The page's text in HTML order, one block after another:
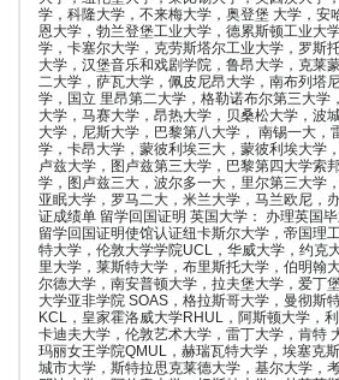
学，科隆大学，不来梅大学，奥登堡 大学，安
恩大学，勃兰登堡工业大学，德累斯顿工业大
学，卡塞尔大学，克劳斯塔尔工业大学，罗斯
大学，汉堡音乐和戏剧学院，鲁昂大学，克莱
二大学，萨瓦大学，佩皮尼昂大学，南布列塔
学，国立 里昂第二大学，格勒诺布尔第三大学
大学，马赛大学，昂热大学，贝桑松大学，波
大学，尼斯大学，巴黎第八大学， 南锡一大，
学，卡昂大学，蒙彼利埃三大，蒙彼利埃大学
卢兹大学，图卢兹第三大学，巴黎第四大学索
学，图卢兹三大，波尔多一大，里尔第三大学
亚眠大学，罗马二大，米兰大学，马兰欧尼，
证成绩单 留学回国证明 英国大学： 办理英国
留学回国证明使馆认证纽卡斯尔大学，帝国理
特大学，伦敦大学学院UCL，华威大学，约克
里大学，莱斯特大学，布里斯托大学，伯明翰
尔德大学，南安普顿大学，拉夫堡大学，爱丁
大学亚非学院 SOAS，格拉斯哥大学，曼彻斯
KCL，皇家霍洛威大学RHUL，阿斯顿大学，
卡迪夫大学，伦敦艺术大学，雷丁大学，肯特
玛丽女王学院QMUL，赫瑞瓦特大学，埃塞克
城市大学，斯特拉思克莱德大学，基尔大学，